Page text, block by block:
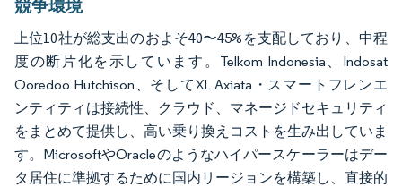
競争環境
上位10社が総支出のおよそ40〜45%を支配しており、中程
度の断片化を示しています。Telkom Indonesia、Indosat
Ooredoo Hutchison、そしてXL Axiata・スマートフレンエ
ンティティは接続性、クラウド、マネージドセキュリティ
をまとめて提供し、高い乗り換えコストを生み出していま
す。MicrosoftやOracleのようなハイパースケーラーはデー
タ居住に準拠するために国内リージョンを構築し、直接的